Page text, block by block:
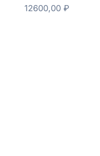
12600,00 ₽